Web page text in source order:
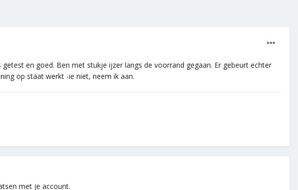
en goed. Ben met stukje ijzer langs de voorrand gegaan. Er gebeurt echter
op staat werkt -ie niet, neem ik aan.
met je account.